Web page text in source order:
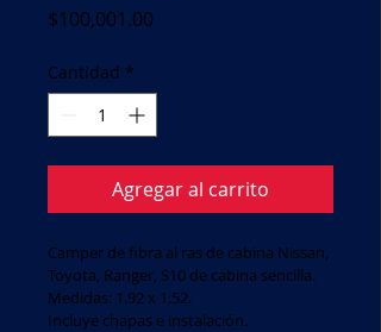
$100,001.00
Cantidad *
Agregar al carrito
Camper de fibra al ras de cabina Nissan,
Toyota, Ranger, S10 de cabina sencilla.
Medidas: 1.92 x 1.52.
Incluye chapas e instalación.